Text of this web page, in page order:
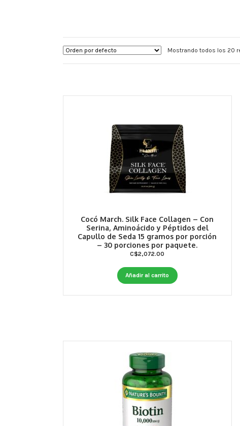
Mostrando todos los 20
Cocó March. Silk Face Collagen – Con
Serina, Aminoácido y Péptidos del
Capullo de Seda 15 gramos por porción
– 30 porciones por paquete.
C$2,072.00
Añadir al carrito